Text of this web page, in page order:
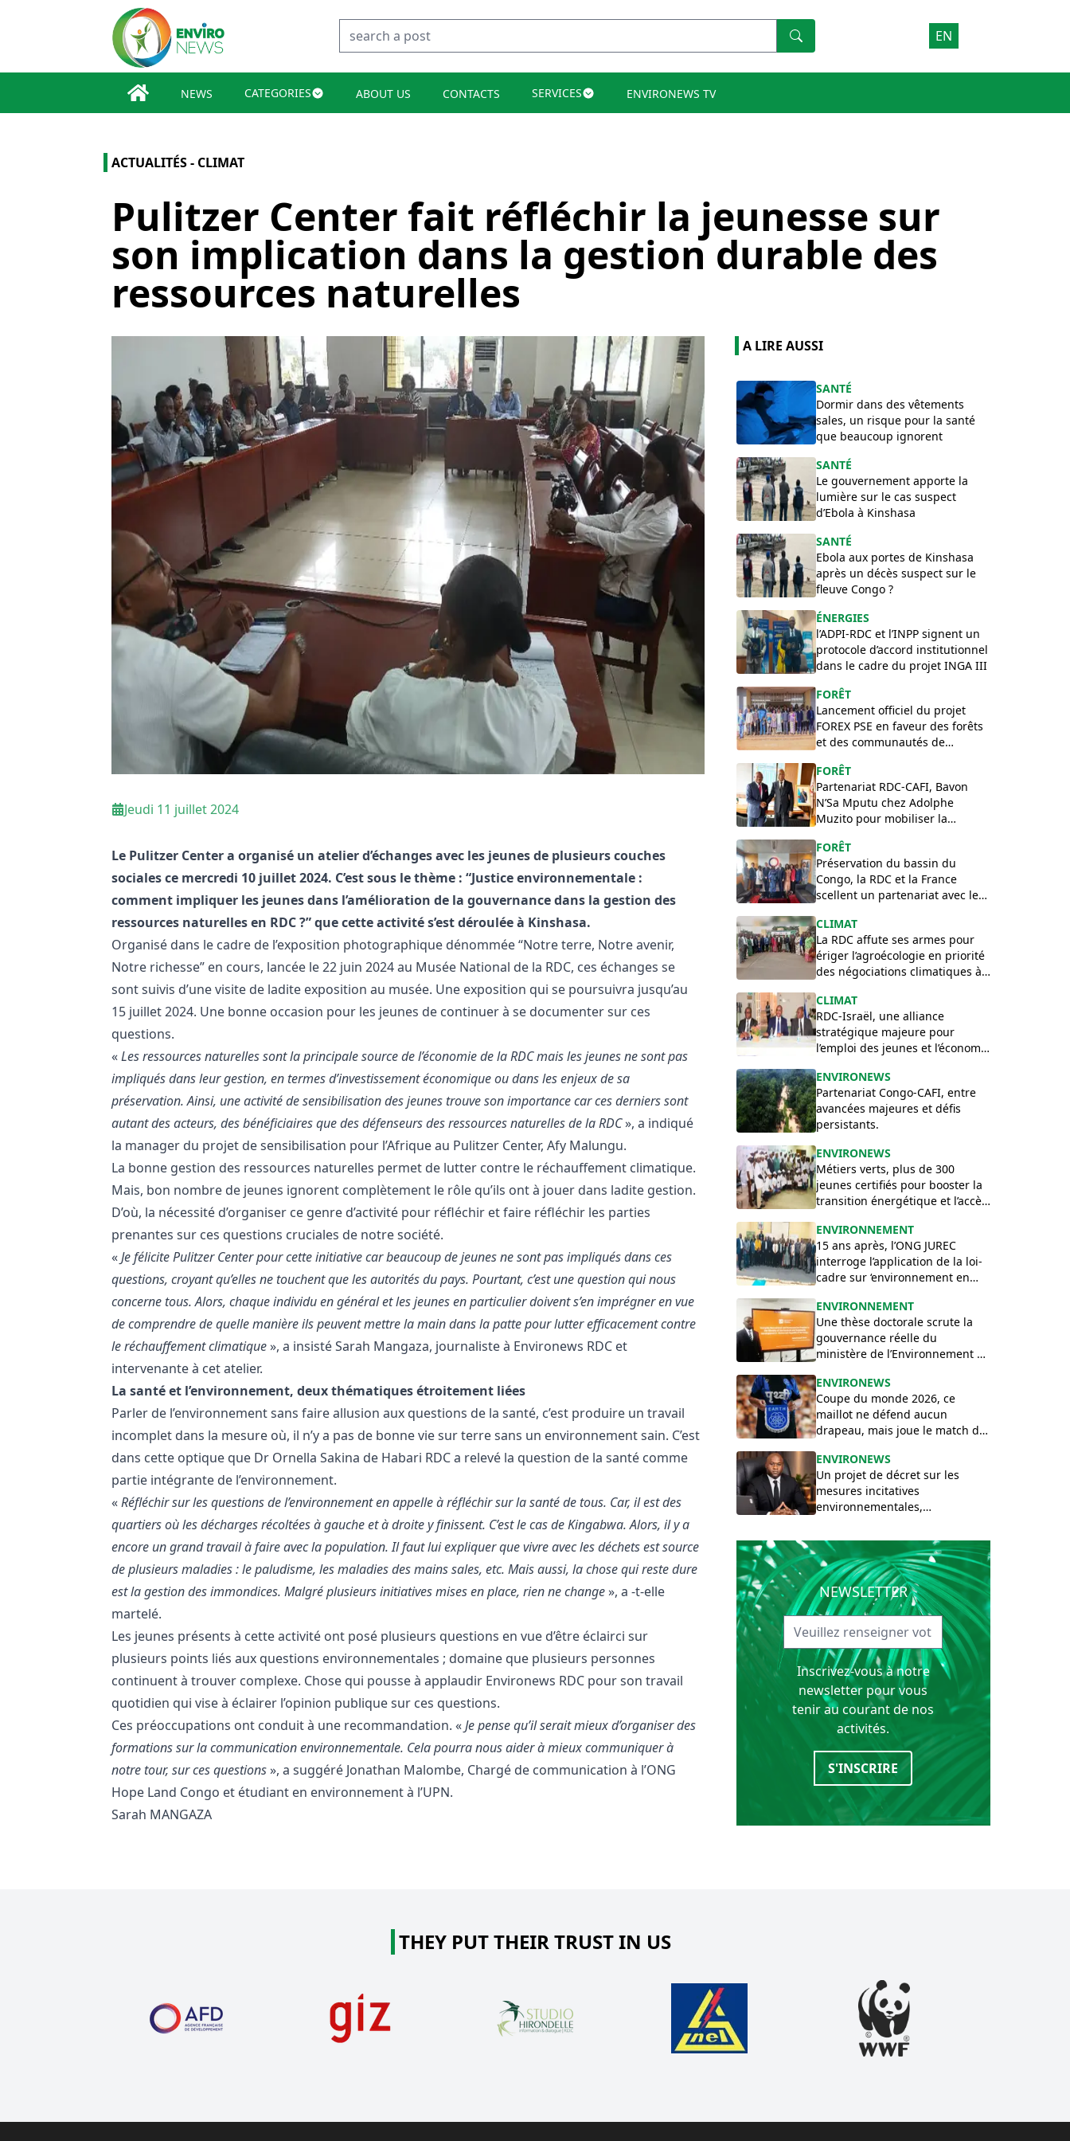
EN
NEWS CATEGORIES ABOUT US CONTACTS SERVICES ENVIRONEWS TV
ACTUALITÉS - CLIMAT
Pulitzer Center fait réfléchir la jeunesse sur
son implication dans la gestion durable des
ressources naturelles
Jeudi 11 juillet 2024
Le Pulitzer Center a organisé un atelier d’échanges avec les jeunes de plusieurs couches
sociales ce mercredi 10 juillet 2024. C’est sous le thème : “Justice environnementale :
comment impliquer les jeunes dans l’amélioration de la gouvernance dans la gestion des
ressources naturelles en RDC ?” que cette activité s’est déroulée à Kinshasa.
Organisé dans le cadre de l’exposition photographique dénommée “Notre terre, Notre avenir,
Notre richesse” en cours, lancée le 22 juin 2024 au Musée National de la RDC, ces échanges se
sont suivis d’une visite de ladite exposition au musée. Une exposition qui se poursuivra jusqu’au
15 juillet 2024. Une bonne occasion pour les jeunes de continuer à se documenter sur ces
questions.
«Les ressources naturelles sont la principale source de l’économie de la RDC mais les jeunes ne sont pas
impliqués dans leur gestion, en termes d’investissement économique ou dans les enjeux de sa
préservation. Ainsi, une activité de sensibilisation des jeunes trouve son importance car ces derniers sont
autant des acteurs, des bénéficiaires que des défenseurs des ressources naturelles de la RDC», a indiqué
la manager du projet de sensibilisation pour l’Afrique au Pulitzer Center, Afy Malungu.
La bonne gestion des ressources naturelles permet de lutter contre le réchauffement climatique.
Mais, bon nombre de jeunes ignorent complètement le rôle qu’ils ont à jouer dans ladite gestion.
D’où, la nécessité d’organiser ce genre d’activité pour réfléchir et faire réfléchir les parties
prenantes sur ces questions cruciales de notre société.
«Je félicite Pulitzer Center pour cette initiative car beaucoup de jeunes ne sont pas impliqués dans ces
questions, croyant qu’elles ne touchent que les autorités du pays. Pourtant, c’est une question qui nous
concerne tous. Alors, chaque individu en général et les jeunes en particulier doivent s’en imprégner en vue
de comprendre de quelle manière ils peuvent mettre la main dans la patte pour lutter efficacement contre
le réchauffement climatique», a insisté Sarah Mangaza, journaliste à Environews RDC et
intervenante à cet atelier.
La santé et l’environnement, deux thématiques étroitement liées
Parler de l’environnement sans faire allusion aux questions de la santé, c’est produire un travail
incomplet dans la mesure où, il n’y a pas de bonne vie sur terre sans un environnement sain. C’est
dans cette optique que Dr Ornella Sakina de Habari RDC a relevé la question de la santé comme
partie intégrante de l’environnement.
«Réfléchir sur les questions de l’environnement en appelle à réfléchir sur la santé de tous. Car, il est des
quartiers où les décharges récoltées à gauche et à droite y finissent. C’est le cas de Kingabwa. Alors, il y a
encore un grand travail à faire avec la population. Il faut lui expliquer que vivre avec les déchets est source
de plusieurs maladies : le paludisme, les maladies des mains sales, etc. Mais aussi, la chose qui reste dure
est la gestion des immondices. Malgré plusieurs initiatives mises en place, rien ne change», a -t-elle
martelé.
Les jeunes présents à cette activité ont posé plusieurs questions en vue d’être éclairci sur
plusieurs points liés aux questions environnementales ; domaine que plusieurs personnes
continuent à trouver complexe. Chose qui pousse à applaudir Environews RDC pour son travail
quotidien qui vise à éclairer l’opinion publique sur ces questions.
Ces préoccupations ont conduit à une recommandation. «Je pense qu’il serait mieux d’organiser des
formations sur la communication environnementale. Cela pourra nous aider à mieux communiquer à
notre tour, sur ces questions», a suggéré Jonathan Malombe, Chargé de communication à l’ONG
Hope Land Congo et étudiant en environnement à l’UPN.
Sarah MANGAZA
A LIRE AUSSI
SANTÉ
Dormir dans des vêtements
sales, un risque pour la santé
que beaucoup ignorent
SANTÉ
Le gouvernement apporte la
lumière sur le cas suspect
d’Ebola à Kinshasa
SANTÉ
Ebola aux portes de Kinshasa
après un décès suspect sur le
fleuve Congo ?
ÉNERGIES
l’ADPI-RDC et l’INPP signent un
protocole d’accord institutionnel
dans le cadre du projet INGA III
FORÊT
Lancement officiel du projet
FOREX PSE en faveur des forêts
et des communautés de
FORÊT
Partenariat RDC-CAFI, Bavon
N’Sa Mputu chez Adolphe
Muzito pour mobiliser la
FORÊT
Préservation du bassin du
Congo, la RDC et la France
scellent un partenariat avec le
​CLIMAT
La RDC affute ses armes pour
ériger l’agroécologie en priorité
des négociations climatiques à
CLIMAT
RDC-Israël, une alliance
stratégique majeure pour
l’emploi des jeunes et l’économie
ENVIRONEWS
Partenariat Congo-CAFI, entre
avancées majeures et défis
persistants.
ENVIRONEWS
Métiers verts, plus de 300
jeunes certifiés pour booster la
transition énergétique et l’accès
ENVIRONNEMENT
15 ans après, l’ONG JUREC
interroge l’application de la loi-
cadre sur ‘environnement en
ENVIRONNEMENT
Une thèse doctorale scrute la
gouvernance réelle du
ministère de l’Environnement de
ENVIRONEWS
Coupe du monde 2026, ce
maillot ne défend aucun
drapeau, mais joue le match de
ENVIRONEWS
Un projet de décret sur les
mesures incitatives
environnementales,
Engunda Ikala.
NEWSLETTER
Inscrivez-vous à notre
newsletter pour vous
tenir au courant de nos
activités.
S'INSCRIRE
THEY PUT THEIR TRUST IN US